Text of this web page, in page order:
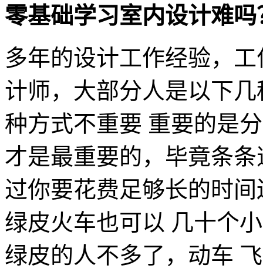
零基础学习室内设计难吗
多年的设计工作经验，
计师，大部分人是以下
种方式不重要 重要的是
才是最重要的，毕竟条
过你要花费足够长的时
绿皮火车也可以 几十个
绿皮的人不多了，动车